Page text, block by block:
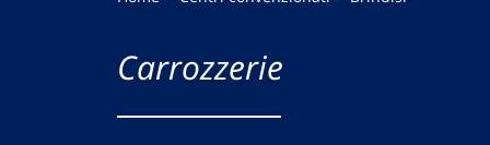
Carrozzerie